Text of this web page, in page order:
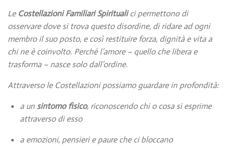
Le Costellazioni Familiari Spiritualici permettono di
osservare dove si trova questo disordine, di ridare ad ogni
membro il suo posto, e così restituire forza, dignità e vita a
chi ne è coinvolto. Perché l’amore – quello che libera e
trasforma – nasce solo dall’ordine.
Attraverso le Costellazioni possiamo guardare in profondità:
a unsintomo fisico, riconoscendo chi o cosa si esprime
attraverso di esso
a emozioni, pensieri e paure che ci bloccano